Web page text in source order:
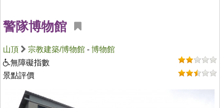
警隊博物館
山頂 宗教建築/博物館 - 博物館
無障礙指數
景點評價